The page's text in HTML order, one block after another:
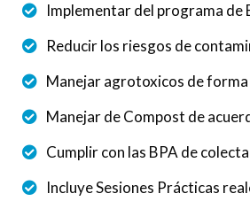
Implementar del programa de
Reducir los riesgos de
Manejar agrotoxicos de
Manejar de Compost de
Cumplir con las BPA de colecta
Incluye Sesiones Prácticas